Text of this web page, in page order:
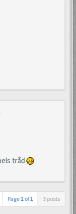
tråd
Page 1 of1 3 posts